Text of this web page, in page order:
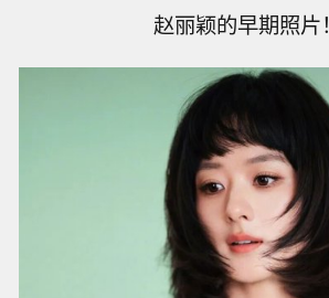
赵丽颖的早期照片！